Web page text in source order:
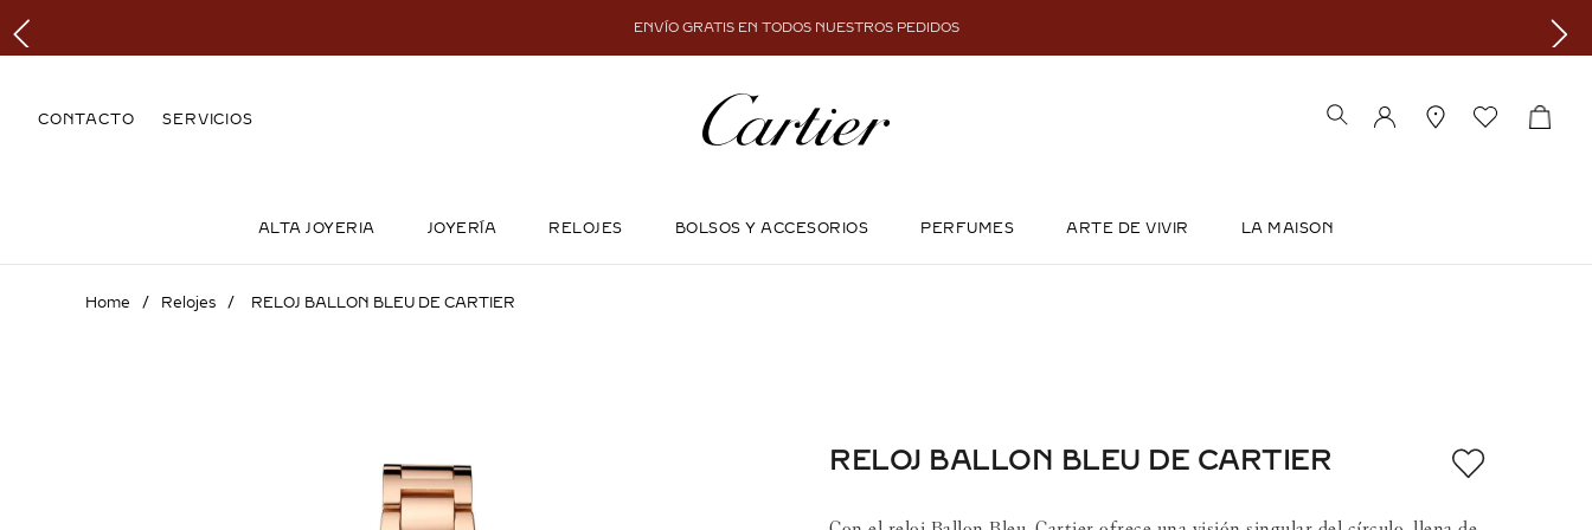
ENVÍO GRATIS EN TODOS NUESTROS PEDIDOS
CONTACTO SERVICIOS
ALTA JOYERIA JOYERÍA RELOJES BOLSOS Y ACCESORIOS PERFUMES ARTE DE VIVIR LA MAISON
Relojes RELOJ BALLON BLEU DE CARTIER
RELOJ BALLON BLEU DE CARTIER